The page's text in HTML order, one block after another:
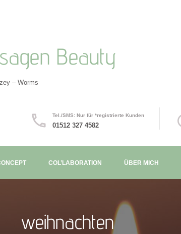
Beauty
– Worms
Tel./SMS: Nur für *registrierte Kunden
01512 327 4582
COL’LABORATION ÜBER MICH
weihnachten